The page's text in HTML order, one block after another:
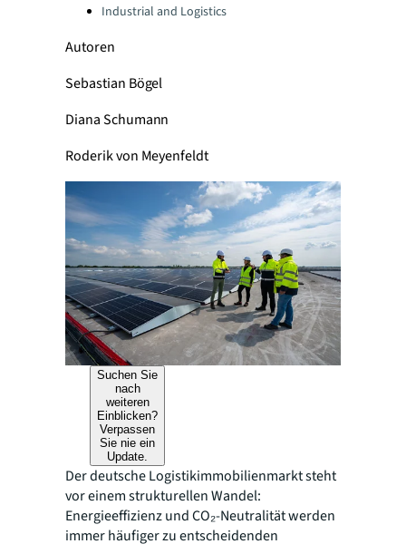
Industrial and Logistics
Autoren
Sebastian Bögel
Diana Schumann
Roderik von Meyenfeldt
Suchen Sie
nach
weiteren
Einblicken?
Verpassen
Sie nie ein
Update.
Der deutsche Logistikimmobilienmarkt steht
vor einem strukturellen Wandel:
Energieeffizienz und CO₂-Neutralität werden
immer häufiger zu entscheidenden